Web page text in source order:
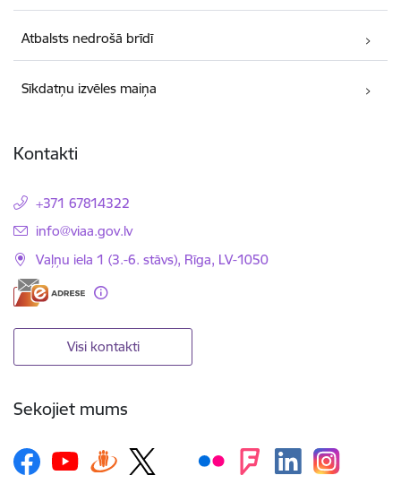
Atbalsts nedrošā brīdī
Sīkdatņu izvēles maiņa
Kontakti
+371 67814322
E-pasts:
info@viaa.gov.lv
Vaļņu iela 1 (3.-6. stāvs), Rīga, LV-1050
Visi kontakti
Sekojiet mums